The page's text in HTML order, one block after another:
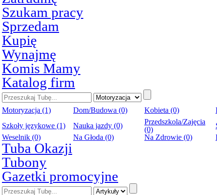
Szukam pracy
Sprzedam
Kupię
Wynajmę
Komis Mamy
Katalog firm
Motoryzacja (1) Dom/Budowa (0) Kobieta (0)
Szkoły językowe (1)
Nauka jazdy (0)
Przedszkola/Zajęcia
(0)
Weselnik (0)
Na Głoda (0) Na Zdrowie (0)
Tuba Okazji
Tubony
Gazetki promocyjne